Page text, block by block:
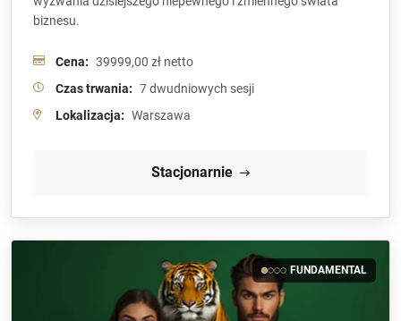
biznesu.
Cena: 39999,00 zł netto
Czas trwania: 7 dwudniowych sesji
Lokalizacja: Warszawa
Stacjonarnie
FUNDAMENTAL